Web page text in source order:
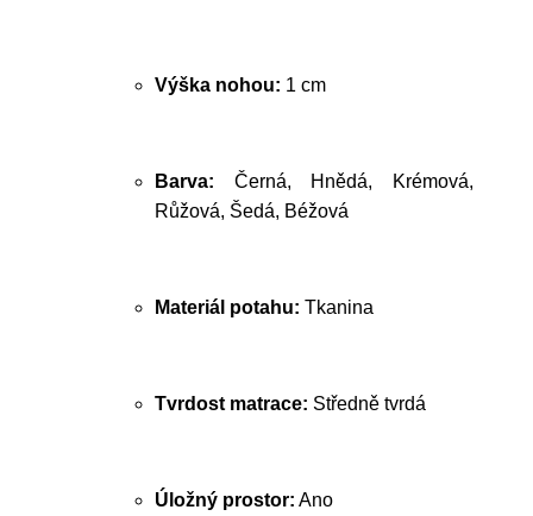
Výška nohou: 1 cm
Barva: Černá, Hnědá, Krémová,
Růžová, Šedá, Béžová
Materiál potahu: Tkanina
Tvrdost matrace: Středně tvrdá
Úložný prostor: Ano